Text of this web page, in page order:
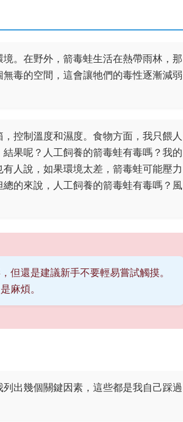
。在野外，箭毒蛙生活在熱帶雨林，那
毒的空間，這會讓牠們的毒性逐漸減弱
控制溫度和濕度。食物方面，我只餵人
果呢？人工飼養的箭毒蛙有毒嗎？我的
人說，如果環境太差，箭毒蛙可能壓力
的來說，人工飼養的箭毒蛙有毒嗎？風
但還是建議新手不要輕易嘗試觸摸。
麻煩。
出幾個關鍵因素，這些都是我自己踩過